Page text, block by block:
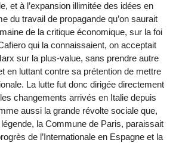
et à l’expansion illimitée des idées en
du travail de propagande qu’on saurait
de la critique économique, sur la foi
qui la connaissaient, on acceptait
sur la plus-value, sans prendre autre
en luttant contre sa prétention de mettre
La lutte fut donc dirigée directement
changements arrivés en Italie depuis
aussi la grande révolte sociale que,
la Commune de Paris, paraissait
de l’Internationale en Espagne et la